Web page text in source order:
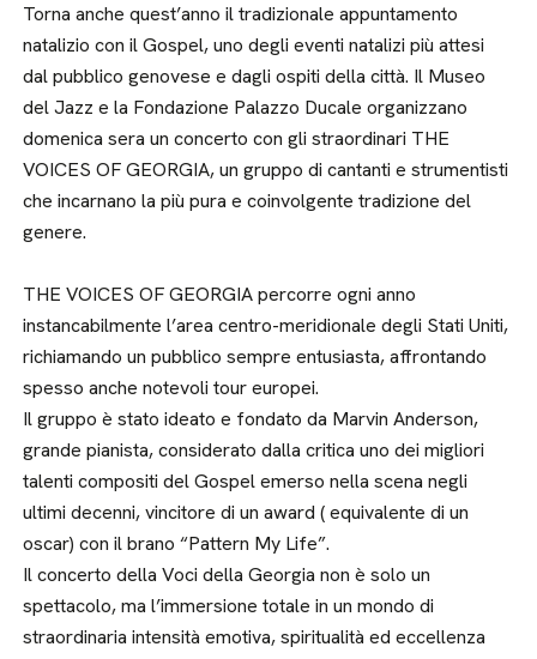
Torna anche quest’anno il tradizionale appuntamento
natalizio con il Gospel, uno degli eventi natalizi più attesi
dal pubblico genovese e dagli ospiti della città. Il Museo
del Jazz e la Fondazione Palazzo Ducale organizzano
domenica sera un concerto con gli straordinari THE
VOICES OF GEORGIA, un gruppo di cantanti e strumentisti
che incarnano la più pura e coinvolgente tradizione del
genere.
THE VOICES OF GEORGIA percorre ogni anno
instancabilmente l’area centro-meridionale degli Stati Uniti,
richiamando un pubblico sempre entusiasta, affrontando
spesso anche notevoli tour europei.
Il gruppo è stato ideato e fondato da Marvin Anderson,
grande pianista, considerato dalla critica uno dei migliori
talenti compositi del Gospel emerso nella scena negli
ultimi decenni, vincitore di un award ( equivalente di un
oscar) con il brano “Pattern My Life”.
Il concerto della Voci della Georgia non è solo un
spettacolo, ma l’immersione totale in un mondo di
straordinaria intensità emotiva, spiritualità ed eccellenza